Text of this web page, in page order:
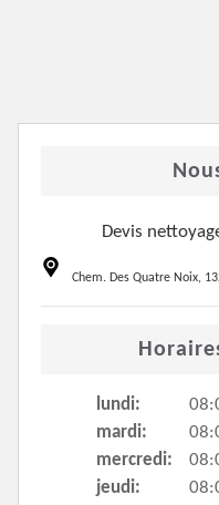
Devis
Chem. Des Quatre Noix,
lundi:
mardi:
mercredi:
jeudi: